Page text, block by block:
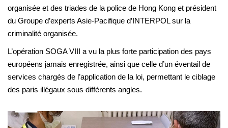
organisée et des triades de la police de Hong Kong et président
du Groupe d’experts Asie-Pacifique d’INTERPOL sur la
criminalité organisée.
L’opération SOGA VIII a vu la plus forte participation des pays
européens jamais enregistrée, ainsi que celle d’un éventail de
services chargés de l’application de la loi, permettant le ciblage
des paris illégaux sous différents angles.